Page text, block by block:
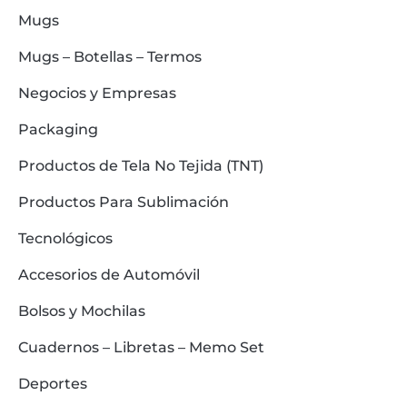
Mugs
Mugs – Botellas – Termos
Negocios y Empresas
Packaging
Productos de Tela No Tejida (TNT)
Productos Para Sublimación
Tecnológicos
Accesorios de Automóvil
Bolsos y Mochilas
Cuadernos – Libretas – Memo Set
Deportes